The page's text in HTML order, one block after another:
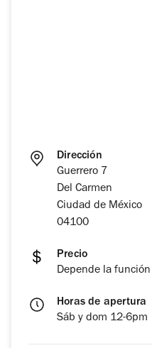
Dirección
Guerrero 7
Del Carmen
Ciudad de México
04100
Precio
Depende la función
Horas de apertura
Sáb y dom 12-6pm